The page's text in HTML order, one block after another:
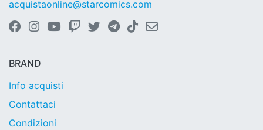
acquistaonline@starcomics.com
BRAND
Info acquisti
Contattaci
Condizioni